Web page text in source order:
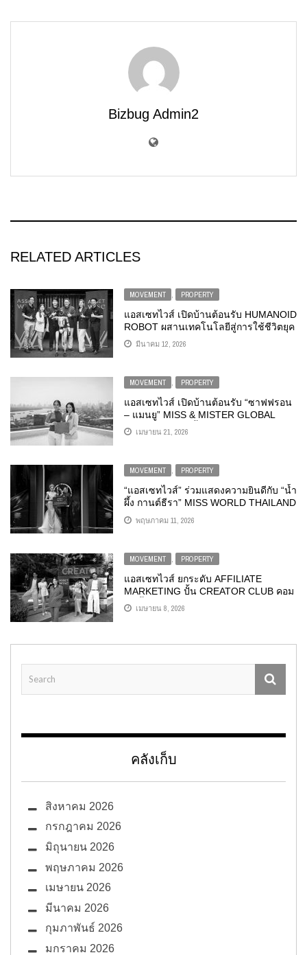
Bizbug Admin2
RELATED ARTICLES
MOVEMENT PROPERTY
แอสเซทไวส์ เปิดบ้านต้อนรับ HUMANOID
ROBOT ผสานเทคโนโลยีสู่การใช้ชีวิตยุค
FUTURE LIVING
มีนาคม 12, 2026
MOVEMENT , PROPERTY
แอสเซทไวส์ เปิดบ้านต้อนรับ “ซาฟฟรอน
– แมนยู” MISS & MISTER GLOBAL
THAILAND มอบพื้นที่แห่งการใช้ชีวิต
ใจกลางเมือง ตอกย้ำภาพจำ #คอนโด
เมษายน 21, 2026
MOVEMENT , PROPERTY
“แอสเซทไวส์” ร่วมแสดงความยินดีกับ “น้ำ
ผึ้ง กานต์ธีรา” MISS WORLD THAILAND
2026 คนล่าสุด พร้อมมอบคอนโดมิเนียม
พักอาศัยฟรี 1 ปี ตอกย้ำ #คอนโดนางงาม
พฤษภาคม 11, 2026
MOVEMENT , PROPERTY
แอสเซทไวส์ ยกระดับ AFFILIATE
MARKETING ปั้น CREATOR CLUB คอม
มูนิตี้เพื่อคนรุ่นใหม่ รวมตัวสายคอนเทนต์
อัปสกิล-สร้างรายได้จริง สูงสุด 500,000
เมษายน 8, 2026
คลังเก็บ
สิงหาคม 2026
กรกฎาคม 2026
มิถุนายน 2026
พฤษภาคม 2026
เมษายน 2026
มีนาคม 2026
กุมภาพันธ์ 2026
มกราคม 2026